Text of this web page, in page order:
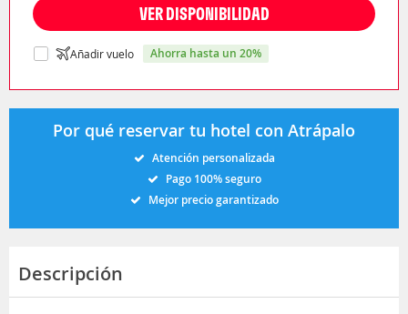
VER DISPONIBILIDAD
Añadir vuelo ahorra hasta un 20%
Por qué reservar tu hotel con Atrápalo
Atención personalizada
Pago 100% seguro
Mejor precio garantizado
Descripción